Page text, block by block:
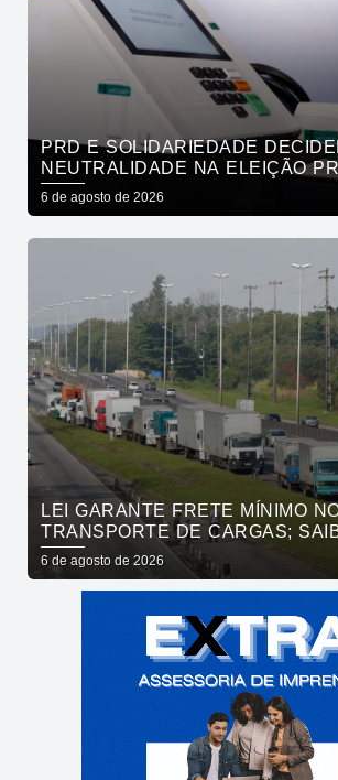
PRD E SOLIDARIEDADE
NEUTRALIDADE NA ELEIÇÃO
6 de agosto de 2026
LEI GARANTE FRETE MÍNIMO
TRANSPORTE DE CARGAS;
MUDA
6 de agosto de 2026